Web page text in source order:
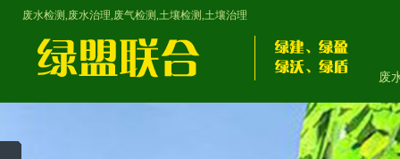
废水检测,废水治理,废气检测,土壤检测,土壤治理
废